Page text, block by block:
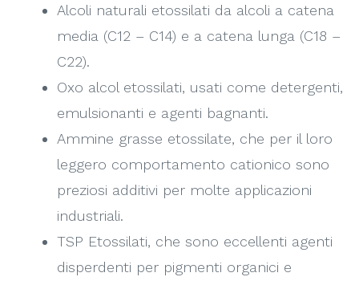
Alcoli naturali etossilati da alcoli a catena
media (C12 – C14) e a catena lunga (C18 –
C22).
Oxo alcol etossilati, usati come detergenti,
emulsionanti e agenti bagnanti.
Ammine grasse etossilate, che per il loro
leggero comportamento cationico sono
preziosi additivi per molte applicazioni
industriali.
TSP Etossilati, che sono eccellenti agenti
disperdenti per pigmenti organici e